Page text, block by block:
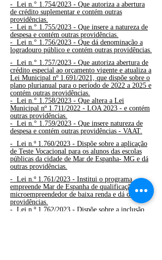
- Lei n.° 1.754/2023 - Que autoriza a abertura
de crédito suplementar e contém outras
providências.
- Lei n.° 1.755/2023 - Que insere a natureza de
despesa e contém outras providências.
- Lei n.° 1.756/2023 - Que dá denominação a
logradouro público e contém outras providências.
- Lei n.° 1.757/2023 - Que autoriza abertura de
crédito especial ao orçamento vigente e atualiza a
Lei Municipal nº 1.691/2021, que dispõe sobre o
plano plurianual para o período de 2022 a 2025 e
contém outras providências.
- Lei n.° 1.758/2023 - Que altera a Lei
Municipal nº 1.711/2022 - LOA 2023 - e contém
outras providências.
- Lei n.° 1.759/2023 - Que insere natureza de
despesa e contém outras providências - VAAT.
- Lei n.º 1.760/2023 - Dispõe sobre a aplicação
de Teste Vocacional para os alunos das escolas
públicas da cidade de Mar de Espanha- MG e dá
outras providências.
- Lei n.º 1.761/2023 - Institui o programa
empreende Mar de Espanha de qualificação do
microempreendedor de baixa renda e dá outras
providências.
- Lei n.º 1.762/2023 - Dispõe sobre a inclusão